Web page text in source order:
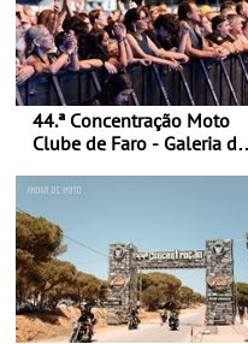
44.ª Concentração Moto
Clube de Faro - Galeria de